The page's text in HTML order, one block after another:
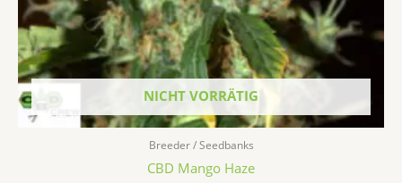
NICHT VORRÄTIG
Breeder / Seedbanks
CBD Mango Haze
gewählt
werden